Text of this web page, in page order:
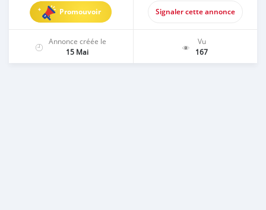
Promouvoir Signaler cette annonce
Annonce créée le
15 Mai
Vu
167